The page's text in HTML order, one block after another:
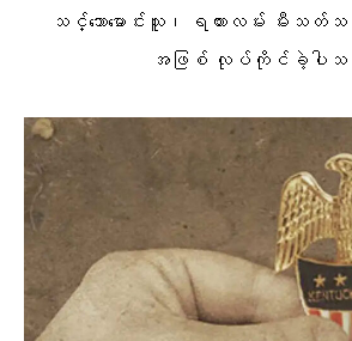
သင်္ဘောမောင်းသူ၊ ရထားလမ်း မီးသတ်
အဖြစ် လုပ်ကိုင်ခဲ့ပါသ